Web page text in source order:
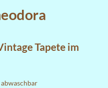
Tapete im